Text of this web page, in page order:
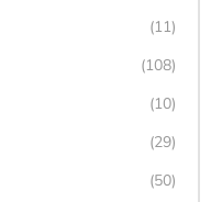
(11)
(108)
(10)
(29)
(50)